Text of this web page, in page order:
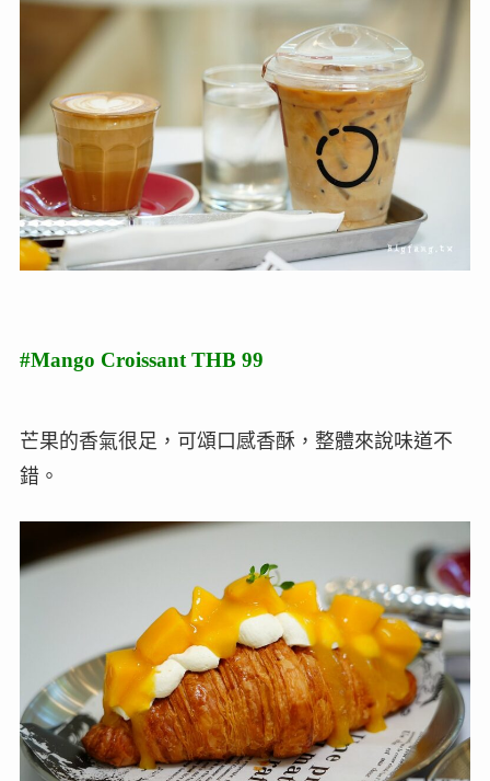
#Mango Croissant THB 99
芒果的香氣很足，可頌口感香酥，整體來說味道不
錯。